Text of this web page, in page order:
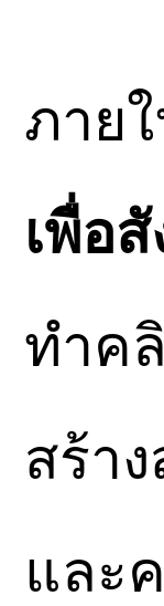
ภาย
เพื่อ
ทำค
สร้า
และ